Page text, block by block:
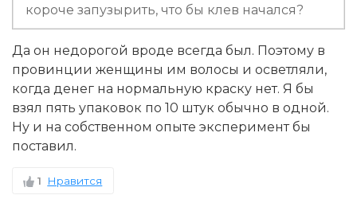
короче запузырить, что бы клев начался?
Да он недорогой вроде всегда был. Поэтому в
провинции женщины им волосы и осветляли,
когда денег на нормальную краску нет. Я бы
взял пять упаковок по 10 штук обычно в одной.
Ну и на собственном опыте эксперимент бы
поставил.
1 Нравится